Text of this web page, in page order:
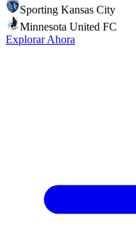
Sporting Kansas City
Minnesota United FC
Explorar Ahora